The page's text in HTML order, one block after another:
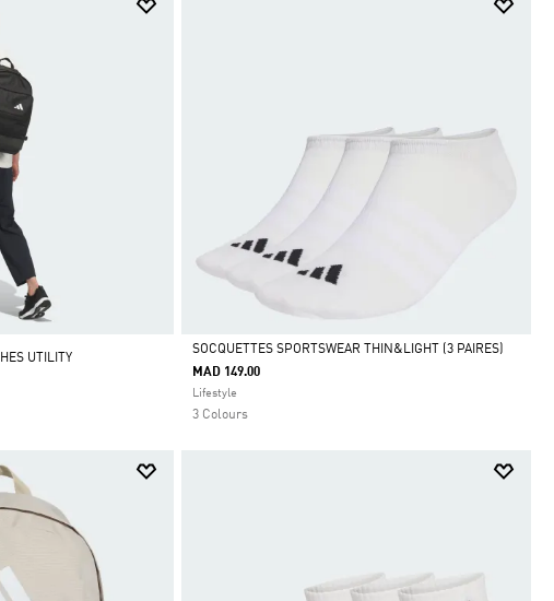
UTILITY
Selected
SOCQUETTES SPORTSWEAR THIN&LIGHT (3 PAIRES)
MAD 149.00
Lifestyle
3 Colours